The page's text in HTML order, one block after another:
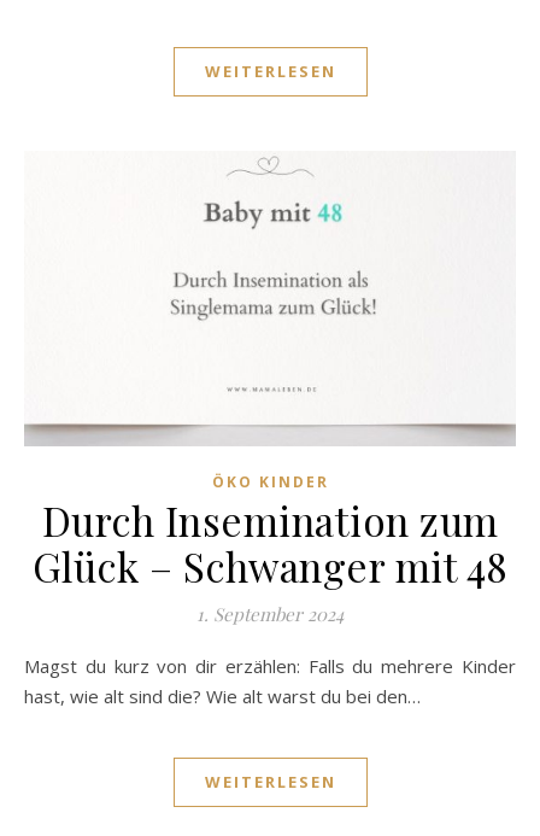
WEITERLESEN
ÖKO KINDER
Durch Insemination zum
Glück – Schwanger mit 48
1. September 2024
Magst du kurz von dir erzählen: Falls du mehrere Kinder
hast, wie alt sind die? Wie alt warst du bei den…
WEITERLESEN